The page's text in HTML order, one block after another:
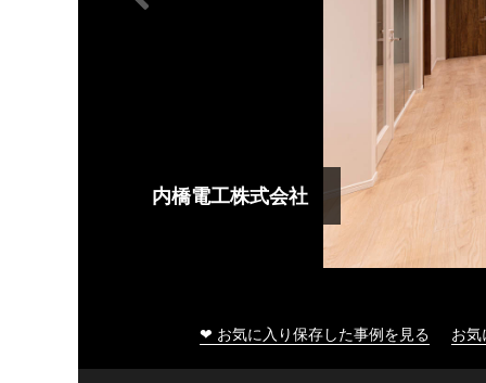
内橋電工株式会社
❤ お気に入り保存した事例を見る お